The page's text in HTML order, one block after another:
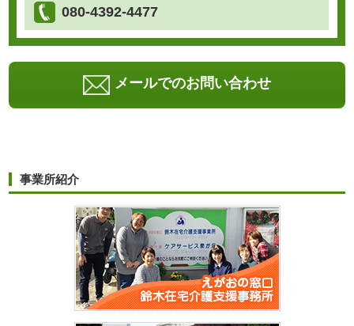
080-4392-4477
メールでのお問い合わせ
事業所紹介